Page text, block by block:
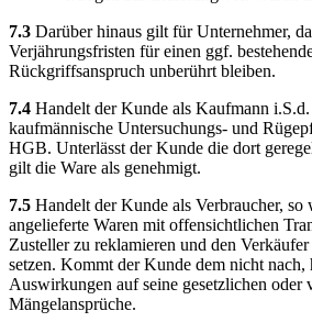
7.3 Darüber hinaus gilt für Unternehmer,
Verjährungsfristen für einen ggf.
Rückgriffsanspruch unberührt bleiben.
7.4 Handelt der Kunde als Kaufmann
kaufmännische Untersuchungs- und
HGB. Unterlässt der Kunde die dort
gilt die Ware als genehmigt.
7.5 Handelt der Kunde als Verbraucher, so
angelieferte Waren mit offensichtlichen
Zusteller zu reklamieren und den
setzen. Kommt der Kunde dem nicht nach,
Auswirkungen auf seine gesetzlichen oder
Mängelansprüche.